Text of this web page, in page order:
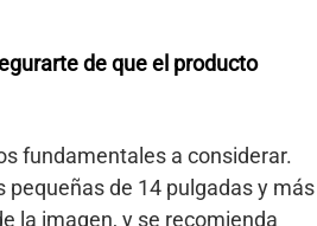
de que el producto
fundamentales a considerar.
de 14 pulgadas y más
la imagen, y se recomienda